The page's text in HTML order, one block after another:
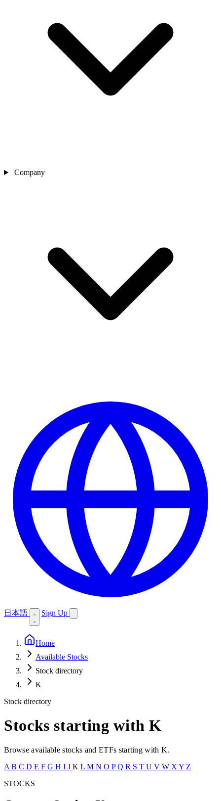
Company
日本語 Sign Up
Home
Available Stocks
Stock directory
K
Stock directory
Stocks starting with K
Browse available stocks and ETFs starting with K.
A B C D E F G H I J K L M N O PQ R S T U V W X Y Z
STOCKS